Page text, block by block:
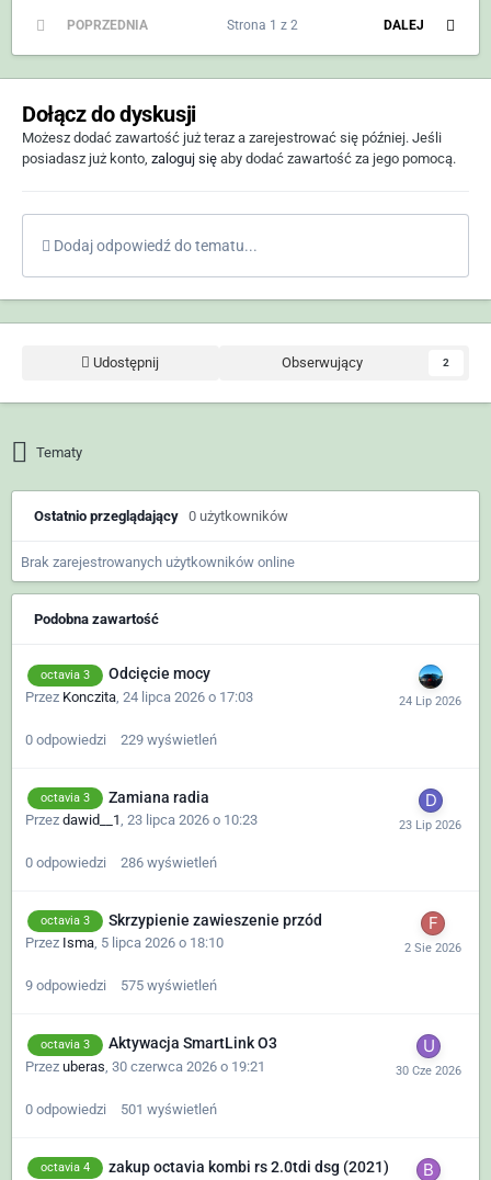
POPRZEDNIA DALEJ
Strona 1 z 2
Dołącz do dyskusji
Możesz dodać zawartość już teraz a zarejestrować się później. Jeśli
posiadasz już konto, zaloguj się aby dodać zawartość za jego pomocą.
Dodaj odpowiedź do tematu...
Udostępnij Obserwujący 2
Tematy
Ostatnio przeglądający 0 użytkowników
Brak zarejestrowanych użytkowników online
Podobna zawartość
octavia 3 Odcięcie mocy
Przez Konczita 24 lipca 2026 o 17:03
0 odpowiedzi 229 wyświetleń
octavia 3 Zamiana radia
Przez dawid__1 23 lipca 2026 o 10:23
0 odpowiedzi 286 wyświetleń
octavia 3 Skrzypienie zawieszenie przód
Przez Isma, 5 lipca 2026 o 18:10
9 odpowiedzi 575 wyświetleń
octavia 3 Aktywacja SmartLink O3
Przez uberas 30 czerwca 2026 o 19:21
0 odpowiedzi 501 wyświetleń
octavia 4 zakup octavia kombi rs 2.0tdi dsg (2021)